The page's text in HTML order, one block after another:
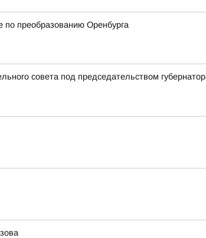
по преобразованию Оренбурга
совета под председательством